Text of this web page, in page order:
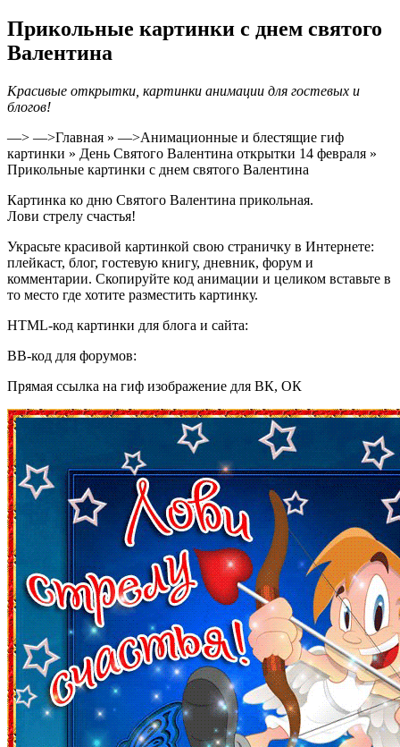
Прикольные картинки с днем святого
Валентина
Красивые открытки, картинки анимации для гостевых и
блогов!
—> —>Главная » —>Анимационные и блестящие гиф
картинки » День Святого Валентина открытки 14 февраля »
Прикольные картинки с днем святого Валентина
Картинка ко дню Святого Валентина прикольная.
Лови стрелу счастья!
Украсьте красивой картинкой свою страничку в Интернете:
плейкаст, блог, гостевую книгу, дневник, форум и
комментарии. Скопируйте код анимации и целиком вставьте в
то место где хотите разместить картинку.
HTML-код картинки для блога и сайта:
BB-код для форумов:
Прямая ссылка на гиф изображение для ВК, ОК